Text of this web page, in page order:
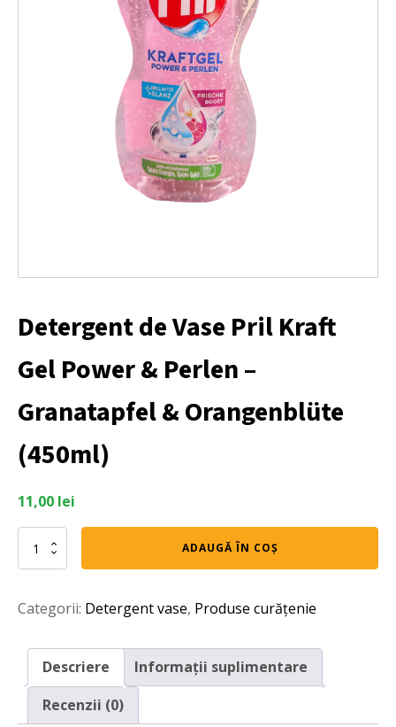
Detergent de Vase Pril Kraft
Gel Power & Perlen –
Granatapfel & Orangenblüte
(450ml)
11,00 lei
Cantitate
Detergent
Pril
Power
Perlen
ADAUGĂ ÎN COȘ
Categorii: Detergent vase, Produse curățenie
Descriere
Informații suplimentare
Recenzii (0)